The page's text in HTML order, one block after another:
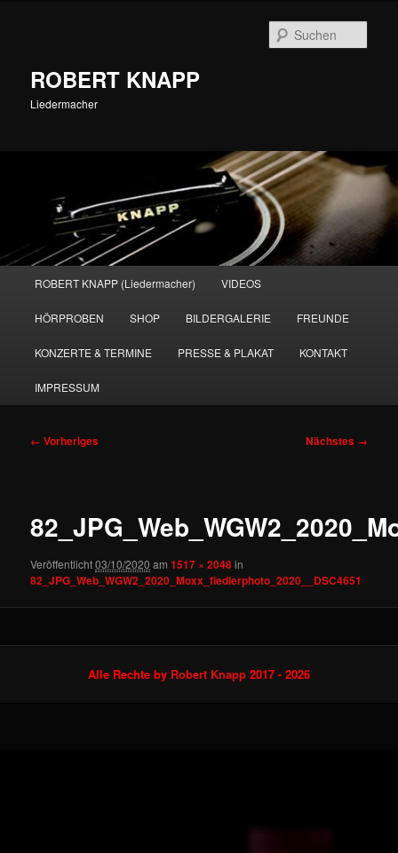
ROBERT KNAPP
Liedermacher
ROBERT KNAPP (Liedermacher) VIDEOS
HÖRPROBEN SHOP BILDERGALERIE FREUNDE
KONZERTE & TERMINE PRESSE & PLAKAT KONTAKT
IMPRESSUM
Bilder-
← Vorheriges Nächstes →
Veröffentlicht03/10/2020 am1517 × 2048in
82_JPG_Web_WGW2_2020_Moxx_fiedlerphoto_2020__DSC4651
Alle Rechte by Robert Knapp 2017 - 2026